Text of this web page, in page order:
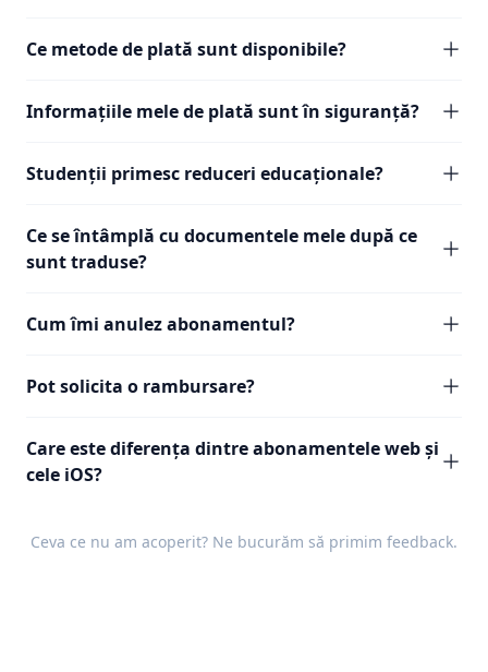
Ce metode de plată sunt disponibile?
Informațiile mele de plată sunt în siguranță?
Studenții primesc reduceri educaționale?
Ce se întâmplă cu documentele mele după ce
sunt traduse?
Cum îmi anulez abonamentul?
Pot solicita o rambursare?
Care este diferența dintre abonamentele web și
cele iOS?
Ceva ce nu am acoperit? Ne bucurăm să primim feedback.